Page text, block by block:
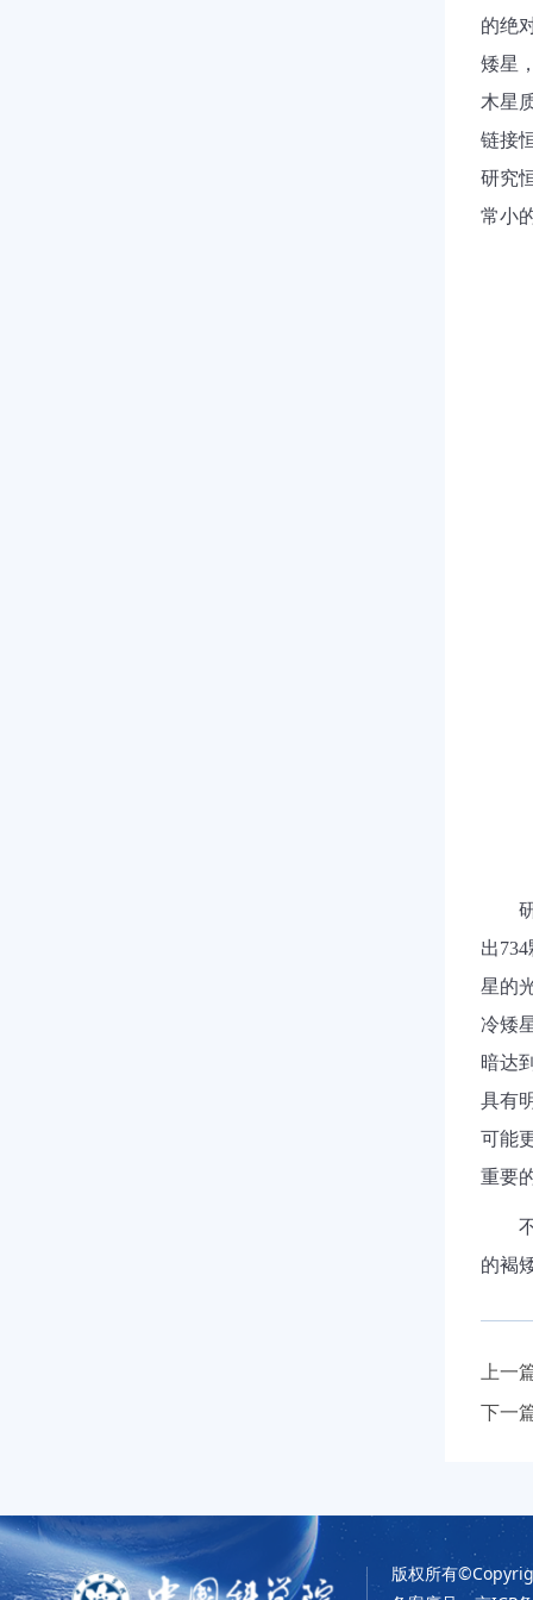
的绝
矮星
木星
链接
研究
常小
出734
星的
冷矮
暗达
具有
可能
重要
的褐
上一
下一
版权所有